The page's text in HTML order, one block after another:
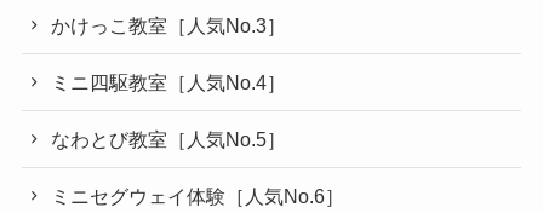
かけっこ教室［人気No.3］
ミニ四駆教室［人気No.4］
なわとび教室［人気No.5］
ミニセグウェイ体験［人気No.6］